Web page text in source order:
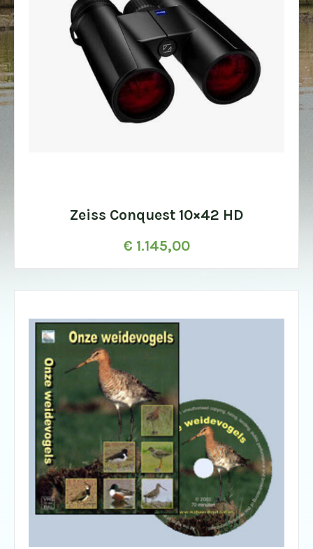
Zeiss Conquest 10×42 HD
€ 1.145,00